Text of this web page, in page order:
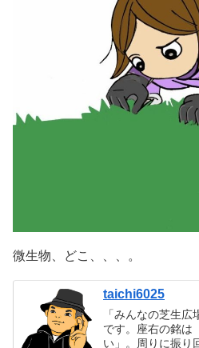
微生物、どこ、、、。
taichi6025
「みんなの芝生
です。座右の銘は
い」。周りに振り